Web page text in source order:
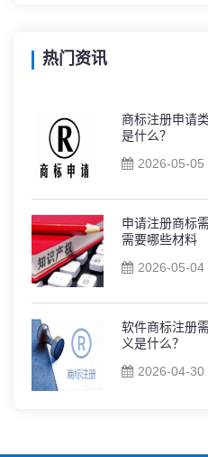
热门资讯
商标注册申请
是什么？
2026-05-05
申请注册商标
需要哪些材料
2026-05-04
软件商标注册
义是什么？
2026-04-30